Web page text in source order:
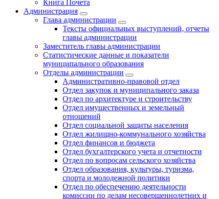
Книга Почета
Администрация
Глава администрации
Тексты официальных выступлений, отчеты
главы администрации
Заместитель главы администрации
Статистические данные и показатели
муниципального образования
Отделы администрации
Административно-правовой отдел
Отдел закупок и муниципального заказа
Отдел по архитектуре и строительству
Отдел имущественных и земельный
отношений
Отдел социальной защиты населения
Отдел жилищно-коммунального хозяйства
Отдел финансов и бюджета
Отдел бухгалтерского учета и отчетности
Отдел по вопросам сельского хозяйства
Отдел образования, культуры, туризма,
спорта и молодежной политики
Отдел по обеспечению деятельности
комиссии по делам несовершеннолетних и